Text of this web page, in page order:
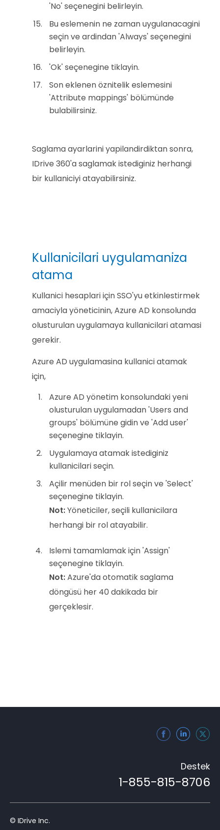
'No' seçenegini belirleyin.
Bu eslemenin ne zaman uygulanacagini
seçin ve ardindan 'Always' seçenegini
belirleyin.
'Ok' seçenegine tiklayin.
Son eklenen öznitelik eslemesini
'Attribute mappings' bölümünde
bulabilirsiniz.
Saglama ayarlarini yapilandirdiktan sonra,
IDrive 360'a saglamak istediginiz herhangi
bir kullaniciyi atayabilirsiniz.
Kullanicilari uygulamaniza
atama
Kullanici hesaplari için SSO'yu etkinlestirmek
amaciyla yöneticinin, Azure AD konsolunda
olusturulan uygulamaya kullanicilari atamasi
gerekir.
Azure AD uygulamasina kullanici atamak
için,
Azure AD yönetim konsolundaki yeni
olusturulan uygulamadan 'Users and
groups' bölümüne gidin ve 'Add user'
seçenegine tiklayin.
Uygulamaya atamak istediginiz
kullanicilari seçin.
Açilir menüden bir rol seçin ve 'Select'
seçenegine tiklayin.
Not:Yöneticiler, seçili kullanicilara
herhangi bir rol atayabilir.
Islemi tamamlamak için 'Assign'
seçenegine tiklayin.
Not:Azure'da otomatik saglama
döngüsü her 40 dakikada bir
gerçeklesir.
Destek
1-855-815-8706
© IDrive Inc.